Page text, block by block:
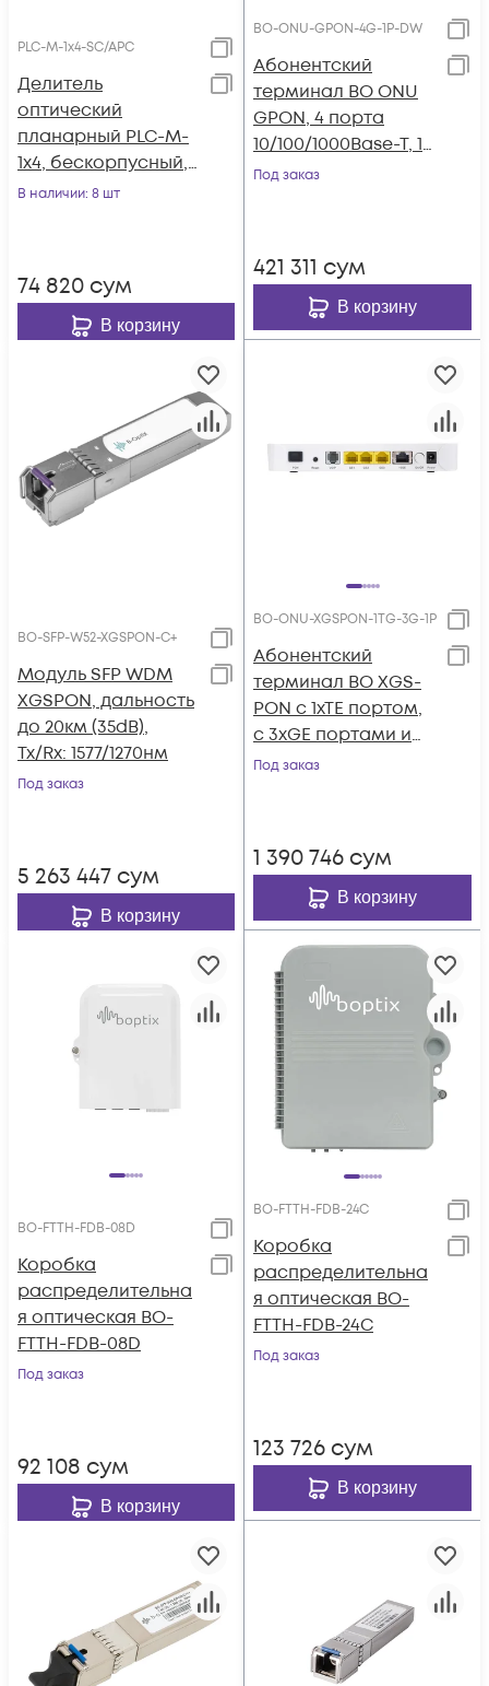
PLC-M-1x4-SC/APC
Делитель
оптический
планарный PLC-M-
1x4, бескорпусный,
разъемы SC/APC
В наличии: 8 шт
74 820 сум
В корзину
BO-ONU-GPON-4G-1P-DW
Абонентский
терминал BO ONU
GPON, 4 порта
10/100/1000Base-T, 1
порт POTS, WiFi 2.4/5
Под заказ
421 311 сум
В корзину
BO-SFP-W52-XGSPON-C+
Модуль SFP WDM
XGSPON, дальность
до 20км (35dB),
Tx/Rx: 1577/1270нм
Под заказ
5 263 447 сум
В корзину
BO-ONU-XGSPON-1TG-3G-1P
Абонентский
терминал BO XGS-
PON с 1xTE портом,
с 3xGE портами и
1xPOTS портом,
Под заказ
1 390 746 сум
В корзину
BO-FTTH-FDB-08D
Коробка
распределительна
я оптическая BO-
FTTH-FDB-08D
Под заказ
92 108 сум
В корзину
BO-FTTH-FDB-24C
Коробка
распределительна
я оптическая BO-
FTTH-FDB-24C
Под заказ
123 726 сум
В корзину